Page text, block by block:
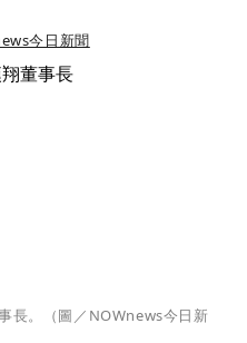
今日新聞
長。（圖／NOWnews今日新